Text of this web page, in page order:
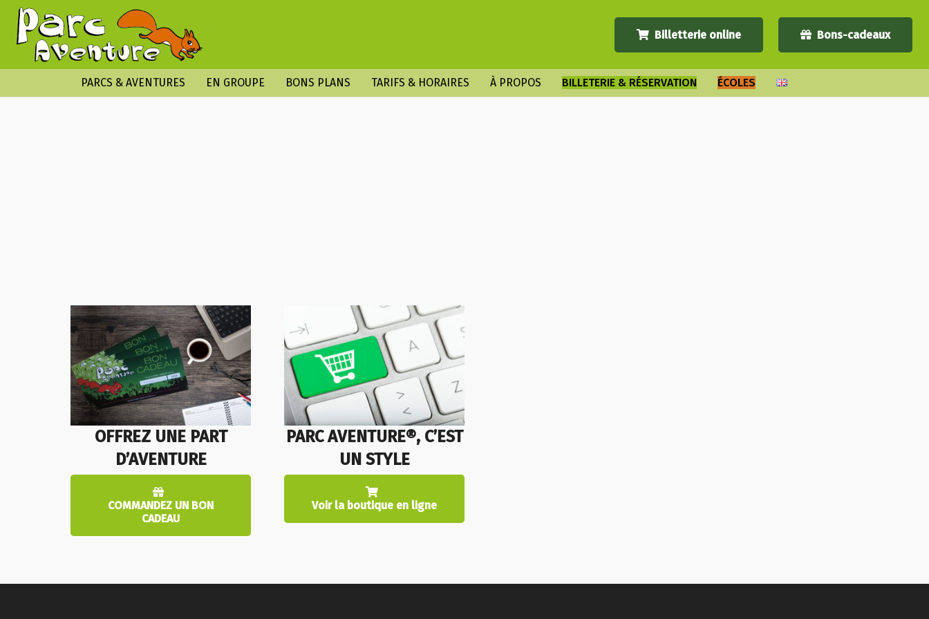
Billetterie online Bons-cadeaux
PARCS & AVENTURES EN GROUPE BONS PLANS TARIFS & HORAIRES À PROPOS BILLETERIE & RÉSERVATION ÉCOLES
OFFREZ UNE PART
D’AVENTURE
COMMANDEZ UN BON
CADEAU
PARC AVENTURE®, C’EST
UN STYLE
Voir la boutique en ligne